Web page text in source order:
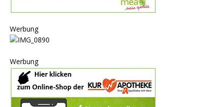
Werbung
Werbung